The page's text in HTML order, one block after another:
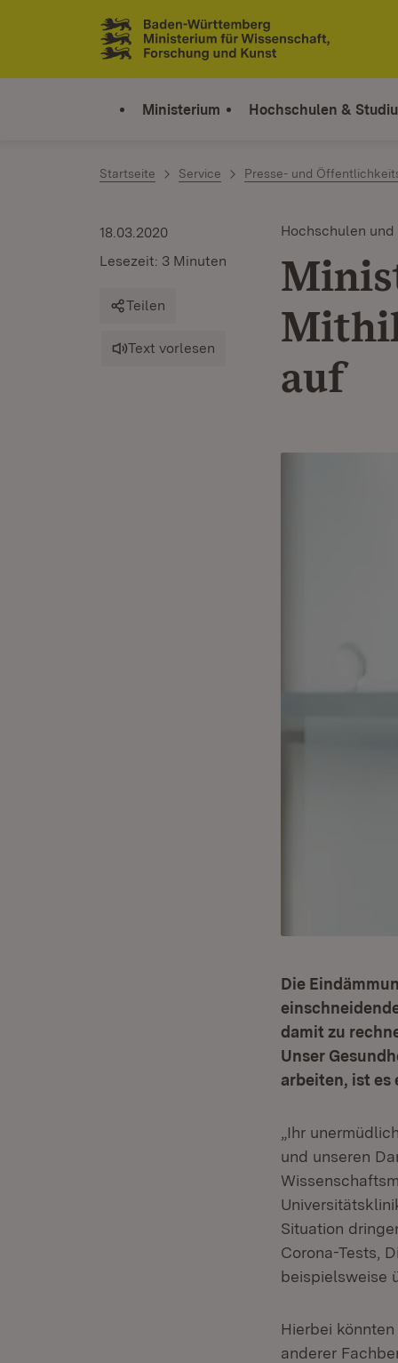
Zum Inhalt springen
Link zur Startseite
Ministerium Hochschulen &
Startseite Service Presse- und
Hochschulen
auf
18.03.2020
Lesezeit: 3 Minuten
Teilen
Text vorlesen
Die
damit zu
Unser
arbeiten, ist es
„Ihr
und unseren
Situation
Corona-Tests,
beispielsweise
Hierbei
anderer